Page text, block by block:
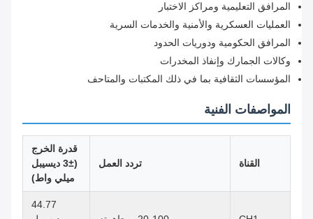
المرافق التعليمية ومراكز الاختبار
العمليات العسكرية والأمنية والخدمات السرية
المرافق الحكومية ودوريات الحدود
وكالات الجمارك وإنفاذ المخدرات
المؤسسات الثقافية بما في ذلك المكتبات والمتاحف
المواصفات الفنية
القناة تردد العمل
قدرة الخرج
(±3 ديسيبل
ميلي واط)
44.77